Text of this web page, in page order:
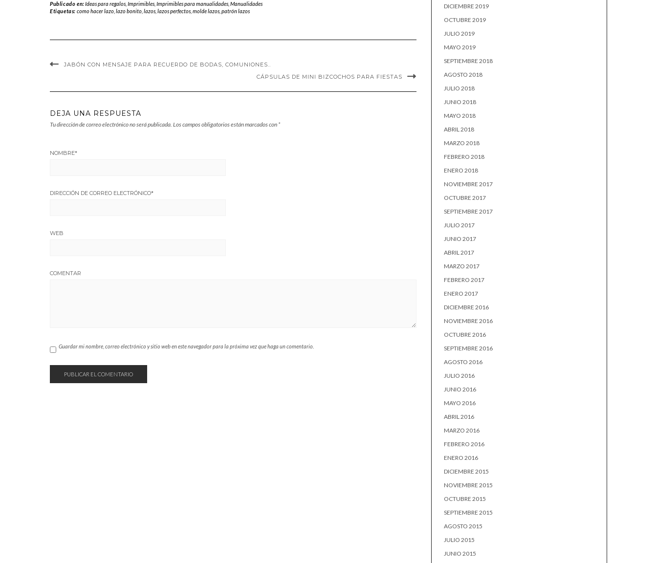
Publicado en:Ideas para regalos ,Imprimibles ,Imprimibles para manualidades ,Manualidades
Etiquetas: como hacer lazo, lazo bonito, lazos, lazos perfectos, molde lazos, patrón lazos
JABÓN CON MENSAJE PARA RECUERDO DE BODAS, COMUNIONES..
CÁPSULAS DE MINI BIZCOCHOS PARA FIESTAS
DEJA UNA RESPUESTA
Tu dirección de correo electrónico no será publicada. Los campos obligatorios están marcados con *
NOMBRE*
DIRECCIÓN DE CORREO ELECTRÓNICO*
WEB
COMENTAR
Guardar mi nombre, correo electrónico y sitio web en este navegador para la próxima vez que haga un comentario.
DICIEMBRE 2019
OCTUBRE 2019
JULIO 2019
MAYO 2019
SEPTIEMBRE 2018
AGOSTO 2018
JULIO 2018
JUNIO 2018
MAYO 2018
ABRIL 2018
MARZO 2018
FEBRERO 2018
ENERO 2018
NOVIEMBRE 2017
OCTUBRE 2017
SEPTIEMBRE 2017
JULIO 2017
JUNIO 2017
ABRIL 2017
MARZO 2017
FEBRERO 2017
ENERO 2017
DICIEMBRE 2016
NOVIEMBRE 2016
OCTUBRE 2016
SEPTIEMBRE 2016
AGOSTO 2016
JULIO 2016
JUNIO 2016
MAYO 2016
ABRIL 2016
MARZO 2016
FEBRERO 2016
ENERO 2016
DICIEMBRE 2015
NOVIEMBRE 2015
OCTUBRE 2015
SEPTIEMBRE 2015
AGOSTO 2015
JULIO 2015
JUNIO 2015